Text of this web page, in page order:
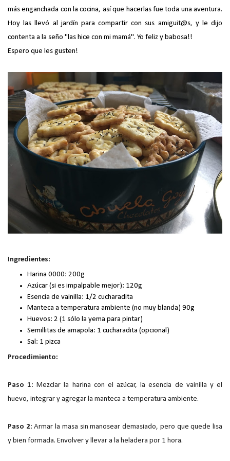
más enganchada con la cocina, así que hacerlas fue toda una aventura.
Hoy las llevó al jardín para compartir con sus amiguit@s, y le dijo
contenta a la seño "las hice con mi mamá". Yo feliz y babosa!!
Espero que les gusten!
Ingredientes:
Harina 0000: 200g
Azúcar (si es impalpable mejor): 120g
Esencia de vainilla: 1/2 cucharadita
Manteca a temperatura ambiente (no muy blanda) 90g
Huevos: 2 (1 sólo la yema para pintar)
Semillitas de amapola: 1 cucharadita (opcional)
Sal: 1 pizca
Procedimiento:
Paso 1: Mezclar la harina con el azúcar, la esencia de vainilla y el
huevo, integrar y agregar la manteca a temperatura ambiente.
Paso 2: Armar la masa sin manosear demasiado, pero que quede lisa
y bien formada. Envolver y llevar a la heladera por 1 hora.